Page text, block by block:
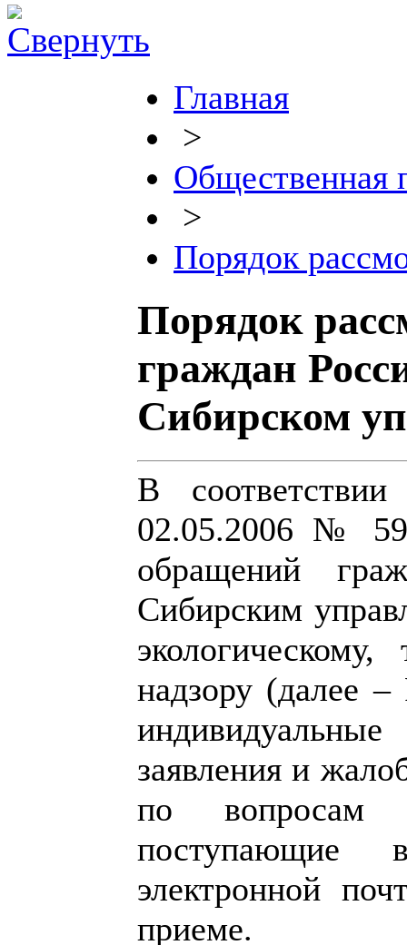
Главная
>
Общественная
>
Порядок
Порядок
граждан
Сибирском
В
02.05.2006 №
обращений
Сибирским
надзору (далее –
заявления и
по вопросам
электронной
приеме.